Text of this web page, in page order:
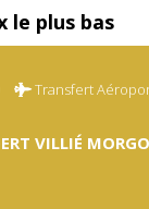
le plus bas
Transfert
VILLIÉ